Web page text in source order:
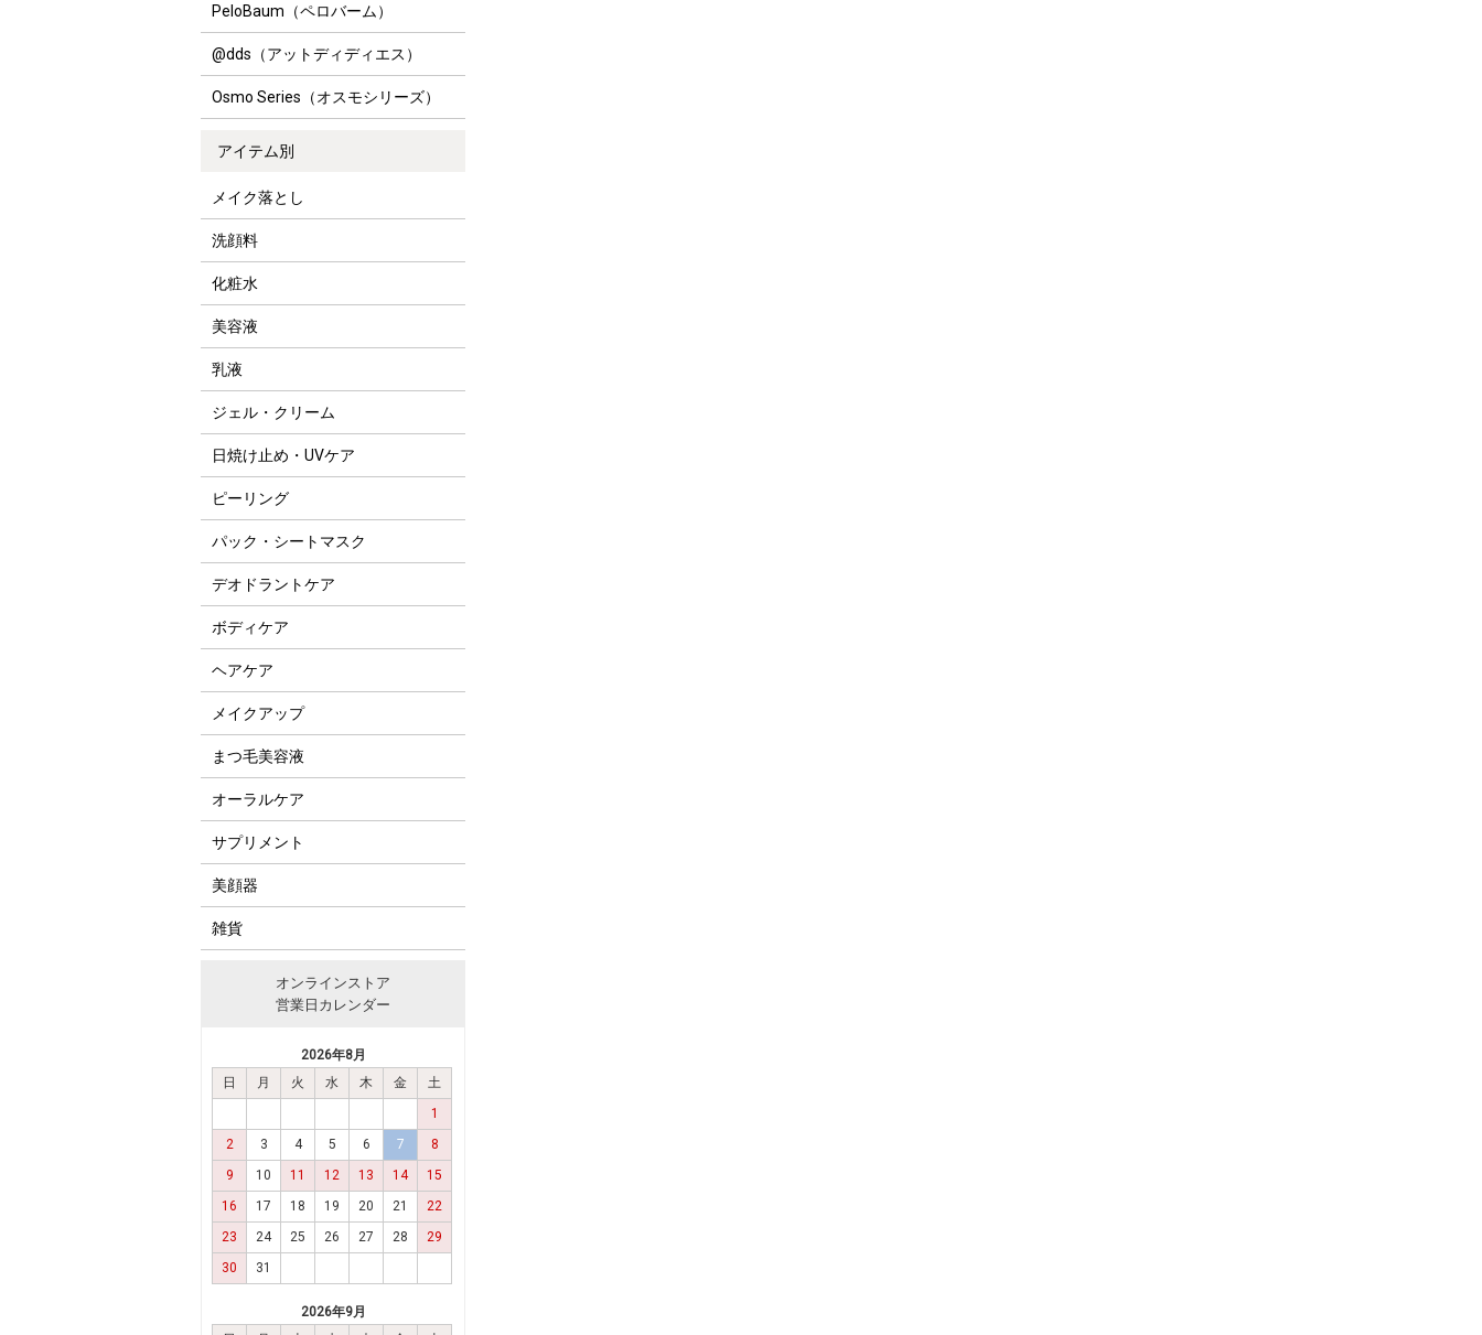
PeloBaum（ペロバーム）
@dds（アットディディエス）
Osmo Series（オスモシリーズ）
アイテム別
メイク落とし
洗顔料
化粧水
美容液
乳液
ジェル・クリーム
日焼け止め・UVケア
ピーリング
パック・シートマスク
デオドラントケア
ボディケア
ヘアケア
メイクアップ
まつ毛美容液
オーラルケア
サプリメント
美顔器
雑貨
オンラインストア
営業日カレンダー
2026年8月
日
月 火 水 木 金
土
1
2
3 4 5 6 7
8
9
10 11 12 13 14
15
16
17 18 19 20 21
22
23
24 25 26 27 28
29
30
31
2026年9月